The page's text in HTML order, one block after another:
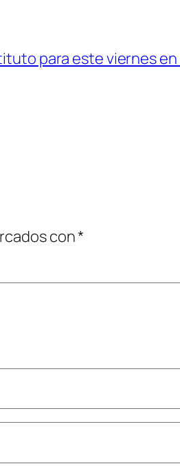
para este viernes
con*